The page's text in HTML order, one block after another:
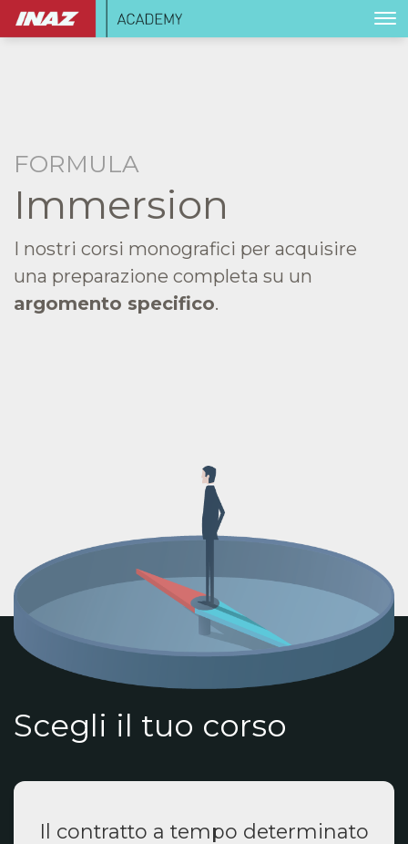
FORMULA
Immersion
I nostri corsi monografici per acquisire
una preparazione completa su un
argomento specifico.
Scegli il tuo corso
Il contratto a tempo determinato